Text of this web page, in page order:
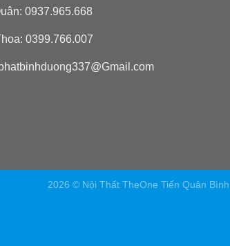
0937.965.668
0399.766.007
2026 © Nội Thất TheOne Tiến Quân